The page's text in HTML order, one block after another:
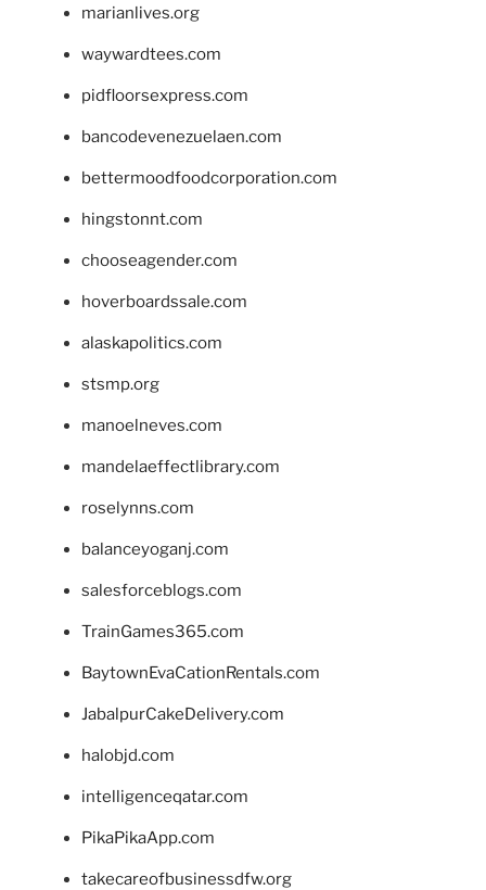
marianlives.org
waywardtees.com
pidfloorsexpress.com
bancodevenezuelaen.com
bettermoodfoodcorporation.com
hingstonnt.com
chooseagender.com
hoverboardssale.com
alaskapolitics.com
stsmp.org
manoelneves.com
mandelaeffectlibrary.com
roselynns.com
balanceyoganj.com
salesforceblogs.com
TrainGames365.com
BaytownEvaCationRentals.com
JabalpurCakeDelivery.com
halobjd.com
intelligenceqatar.com
PikaPikaApp.com
takecareofbusinessdfw.org